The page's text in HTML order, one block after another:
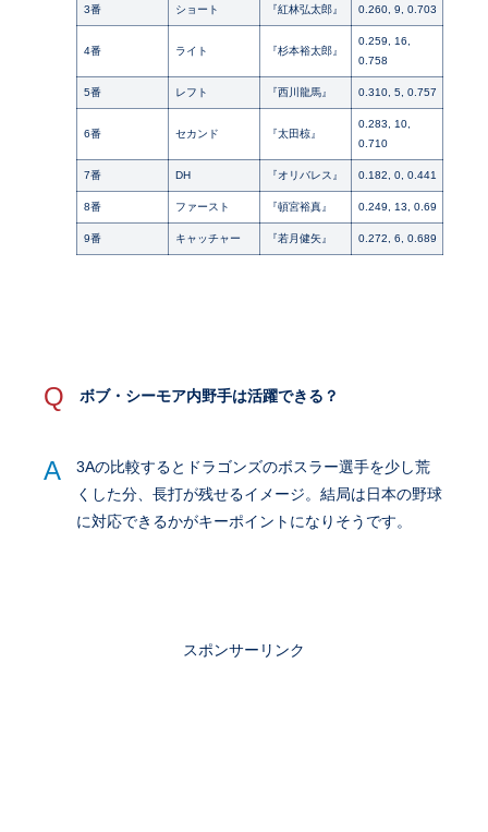
3番 ショート 『紅林弘太郎』 0.260, 9, 0.703
4番 ライト 『杉本裕太郎』
0.259, 16,
0.758
5番 レフト 『西川龍馬』 0.310, 5, 0.757
6番 セカンド 『太田椋』
0.283, 10,
0.710
7番 DH 『オリバレス』 0.182, 0, 0.441
8番 ファースト 『頓宮裕真』 0.249, 13, 0.69
9番 キャッチャー 『若月健矢』 0.272, 6, 0.689
Q ボブ・シーモア内野手は活躍できる？
A
3Aの比較するとドラゴンズのボスラー選手を少し荒
くした分、長打が残せるイメージ。結局は日本の野球
に対応できるかがキーポイントになりそうです。
スポンサーリンク